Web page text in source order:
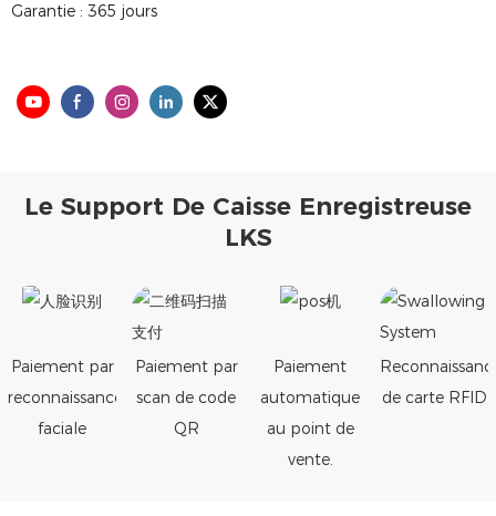
Garantie : 365 jours
Le Support De Caisse Enregistreuse
LKS
Paiement par
reconnaissance
faciale
Paiement par
scan de code
QR
Paiement
automatique
au point de
vente.
de carte RFID